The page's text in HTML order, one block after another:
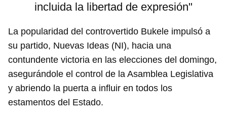
incluida la libertad de expresión"
La popularidad del controvertido Bukele impulsó a
su partido, Nuevas Ideas (NI), hacia una
contundente victoria en las elecciones del domingo,
asegurándole el control de la Asamblea Legislativa
y abriendo la puerta a influir en todos los
estamentos del Estado.